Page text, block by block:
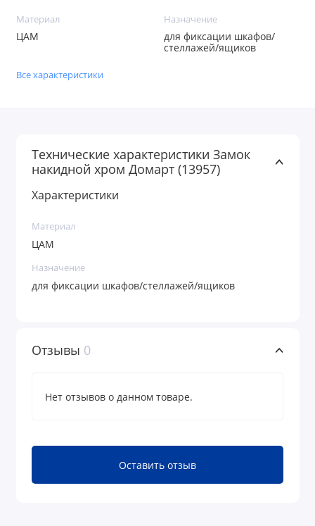
Материал
ЦАМ
Назначение
для фиксации шкафов/
стеллажей/ящиков
Все характеристики
Технические характеристики Замок
накидной хром Домарт (13957)
Характеристики
Материал
ЦАМ
Назначение
для фиксации шкафов/стеллажей/ящиков
Отзывы 0
Нет отзывов о данном товаре.
Оставить отзыв